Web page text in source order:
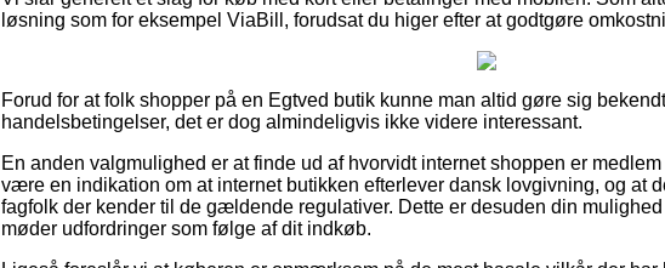
løsning som for eksempel ViaBill, forudsat du higer efter at godtgøre
Forud for at folk shopper på en Egtved butik kunne man altid gøre sig
handelsbetingelser, det er dog almindeligvis ikke videre interessant.
En anden valgmulighed er at finde ud af hvorvidt internet shoppen er
være en indikation om at internet butikken efterlever dansk lovgivning, og at
fagfolk der kender til de gældende regulativer. Dette er desuden din
møder udfordringer som følge af dit indkøb.